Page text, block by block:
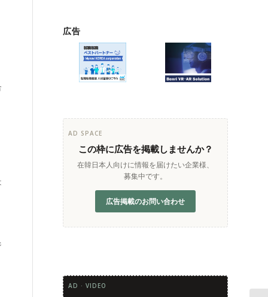
広告
AD SPACE
この枠に広告を掲載しませんか？
在韓日本人向けに情報を届けたい企業様、
募集中です。
広告掲載のお問い合わせ
AD · VIDEO